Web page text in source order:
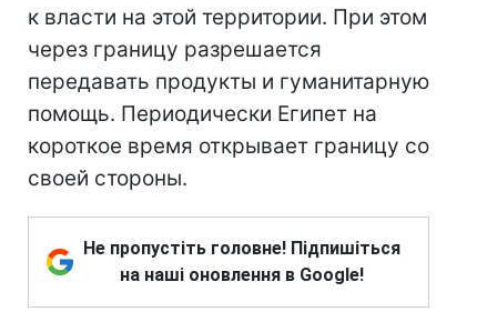
к власти на этой территории. При этом
через границу разрешается
передавать продукты и гуманитарную
помощь. Периодически Египет на
короткое время открывает границу со
своей стороны.
Не пропустіть головне! Підпишіться
на наші оновлення в Google!